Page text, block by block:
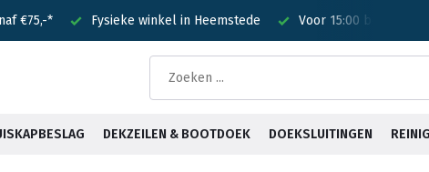
€75,-* Fysieke winkel in Heemstede Voor 15:00 besteld?
DEKZEILEN & BOOTDOEK DOEKSLUITINGEN